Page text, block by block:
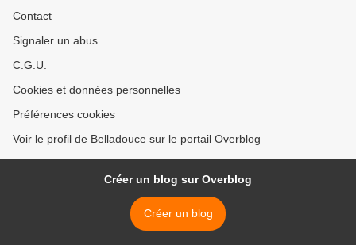
Contact
Signaler un abus
C.G.U.
Cookies et données personnelles
Préférences cookies
Voir le profil de Belladouce sur le portail Overblog
Créer un blog sur Overblog
Créer un blog